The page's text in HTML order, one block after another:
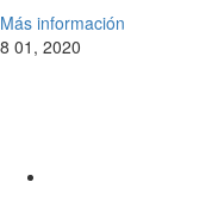
Más información
8 01, 2020